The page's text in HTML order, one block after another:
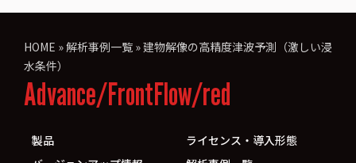
HOME »解析事例一覧 »建物解像の高精度津波予測（激しい浸
水条件）
Advance/FrontFlow/red
製品
ライセンス・導入形態